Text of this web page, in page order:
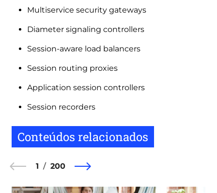
Multiservice security gateways
Diameter signaling controllers
Session-aware load balancers
Session routing proxies
Application session controllers
Session recorders
Conteúdos relacionados
1 200